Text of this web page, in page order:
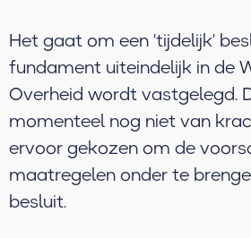
Het gaat om een ‘tijdelijk’
fundament uiteindelijk in de
Overheid wordt vastgelegd.
momenteel nog niet van
ervoor gekozen om de
maatregelen onder te
besluit.